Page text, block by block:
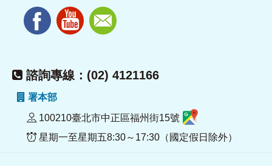
諮詢專線：(02) 4121166
署本部
100210臺北市中正區福州街15號
星期一至星期五8:30～17:30（國定假日除外）